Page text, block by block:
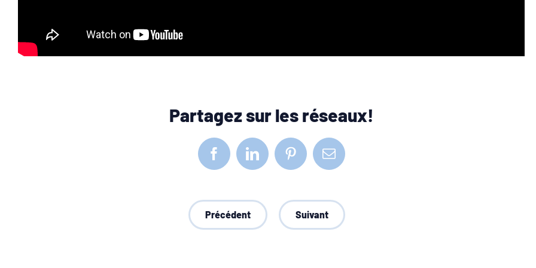
Partagez sur les réseaux!
FacebookLinkedInPinterestCourriel
Précédent Suivant